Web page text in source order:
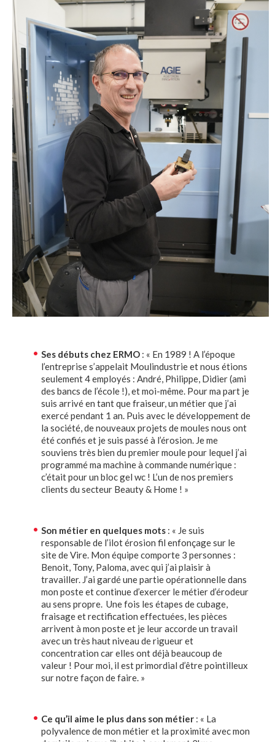
Ses débuts chez ERMO : « En 1989 ! A l’époque
l’entreprise s’appelait Moulindustrie et nous étions
seulement 4 employés : André, Philippe, Didier (ami
des bancs de l’école !), et moi-même. Pour ma part je
suis arrivé en tant que fraiseur, un métier que j’ai
exercé pendant 1 an. Puis avec le développement de
la société, de nouveaux projets de moules nous ont
été confiés et je suis passé à l’érosion. Je me
souviens très bien du premier moule pour lequel j’ai
programmé ma machine à commande numérique :
c’était pour un bloc gel wc ! L’un de nos premiers
clients du secteur Beauty & Home ! »
Son métier en quelques mots : « Je suis
responsable de l’ilot érosion fil enfonçage sur le
site de Vire. Mon équipe comporte 3 personnes :
Benoit, Tony, Paloma, avec qui j’ai plaisir à
travailler. J’ai gardé une partie opérationnelle dans
mon poste et continue d’exercer le métier d’érodeur
au sens propre. Une fois les étapes de cubage,
fraisage et rectification effectuées, les pièces
arrivent à mon poste et je leur accorde un travail
avec un très haut niveau de rigueur et
concentration car elles ont déjà beaucoup de
valeur ! Pour moi, il est primordial d’être pointilleux
sur notre façon de faire. »
Ce qu’il aime le plus dans son métier : « La
polyvalence de mon métier et la proximité avec mon